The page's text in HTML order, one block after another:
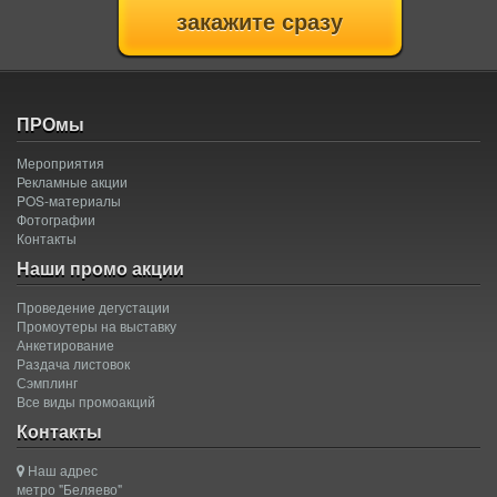
открыть небольшой
уютный колбасный
ПРОмы
Мероприятия
Рекламные акции
POS-материалы
Фотографии
Контакты
Наши промо акции
Проведение дегустации
Промоутеры на выставку
Анкетирование
Раздача листовок
Сэмплинг
Все виды промоакций
Контакты
Наш адрес
метро "Беляево"